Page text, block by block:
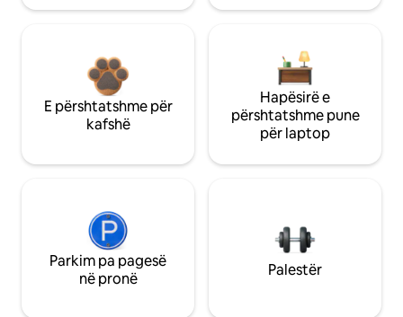
E përshtatshme për
kafshë
Hapësirë e
përshtatshme pune
për laptop
Parkim pa pagesë
në pronë
Palestër